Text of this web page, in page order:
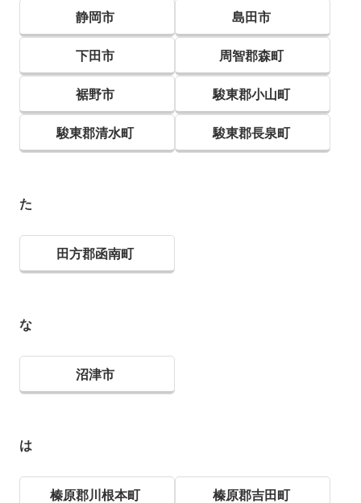
静岡市 島田市
下田市 周智郡森町
裾野市 駿東郡小山町
駿東郡清水町 駿東郡長泉町
た
田方郡函南町
な
沼津市
は
榛原郡川根本町 榛原郡吉田町